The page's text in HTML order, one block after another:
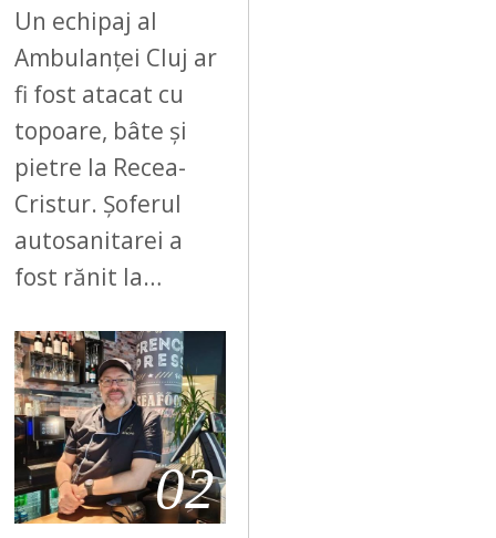
Un echipaj al
Ambulanței Cluj ar
fi fost atacat cu
topoare, bâte și
pietre la Recea-
Cristur. Șoferul
autosanitarei a
fost rănit la…
02